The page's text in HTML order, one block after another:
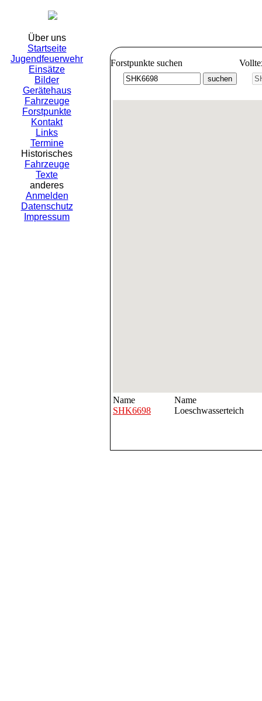
Über uns
Startseite
Jugendfeuerwehr
Einsätze
Bilder
Gerätehaus
Fahrzeuge
Forstpunkte
Kontakt
Links
Termine
Historisches
Fahrzeuge
Texte
anderes
Anmelden
Datenschutz
Impressum
Forstpunkte suchen
Name
Name
SHK6698
Loeschwasserteich